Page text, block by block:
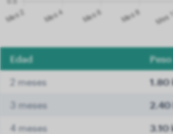
Edad Peso
2 meses 1.80
3 meses 2.40
4 meses 3.10